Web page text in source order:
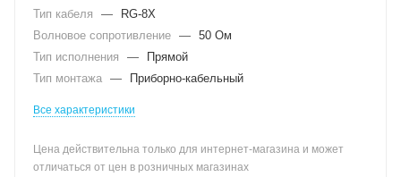
Тип кабеля
—
RG-8X
Волновое сопротивление — 50 Ом
Тип исполнения
—
Прямой
Тип монтажа — Приборно-кабельный
Все характеристики
Цена действительна только для интернет-магазина и может
отличаться от цен в розничных магазинах